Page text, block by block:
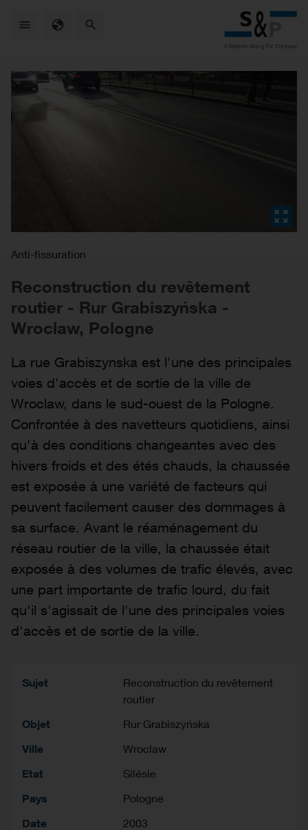
Anti-fissuration
Reconstruction du revêtement
routier - Rur Grabiszyńska -
Wroclaw, Pologne
La rue Grabiszynska est l'une des principales
voies d'accès et de sortie de la ville de
Wroclaw, dans le sud-ouest de la Pologne.
Confrontée à des navetteurs quotidiens, ainsi
qu'à des conditions changeantes avec des
hivers froids et des étés chauds, la chaussée
est exposée à une variété de facteurs qui
peuvent facilement causer des dommages à
sa surface. Avant le réaménagement du
réseau routier de la ville, la chaussée était
exposée à des volumes de trafic élevés, avec
une part importante de trafic lourd, du fait
qu'il s'agissait de l'une des principales voies
d'accès et de sortie de la ville.
Sujet
Reconstruction du revêtement
routier
Objet
Rur Grabiszyńska
Ville
Wroclaw
Etat
Silésie
Pays
Pologne
Date
2003